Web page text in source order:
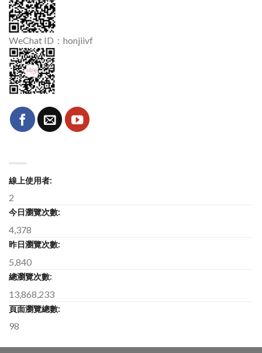
WeChat ID：honjiivf
線上使用者:
2
今日瀏覽次數:
4,378
昨日瀏覽次數:
5,840
總瀏覽次數:
13,868,233
頁面瀏覽總數:
98